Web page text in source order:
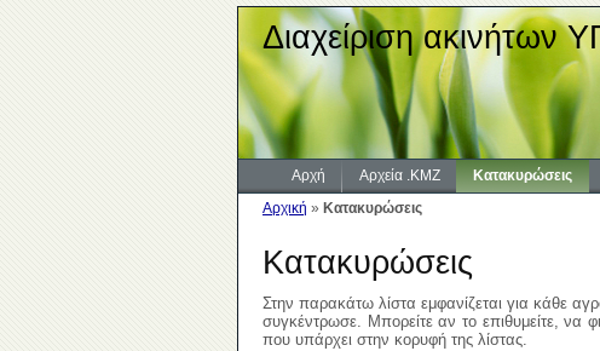
Διαχείριση ακινήτων
Αρχή Αρχεία .KMZ Κατακυρώσεις
Αρχική » Κατακυρώσεις
Κατακυρώσεις
Στην παρακάτω λίστα εμφανίζεται για κάθε
συγκέντρωσε. Μπορείτε αν το επιθυμείτε, να
που υπάρχει στην κορυφή της λίστας.